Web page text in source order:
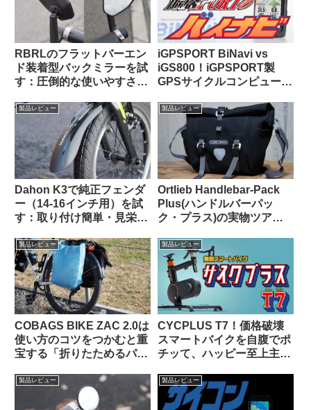
RBRLのフラットバーエン
ド装着型バックミラーを試
す：圧倒的な使いやすさと
い】
iGPSPORT BiNavi vs
iGS800！iGPSPORT製
GPSサイクルコンピュータ
製品レビュー
Dahon K3で純正フェンダ
ー（14-16インチ用）を試
す：取り付け簡単・見栄え
きる？
製品レビュー
Ortlieb Handlebar-Pack
Plus(ハンドルバーパッ
ク・プラス)の実物ツア
みよう
製品レビュー
COBAGS BIKE ZAC 2.0は
使い方のコツをつかむと重
宝する「折りたためるパニ
ャンプ・輪行でも】
製品レビュー
CYCPLUS T7！価格破壊
スマートバイクを自腹でポ
チッて、ハッピー至上主
製品レビュー 製品レビュー